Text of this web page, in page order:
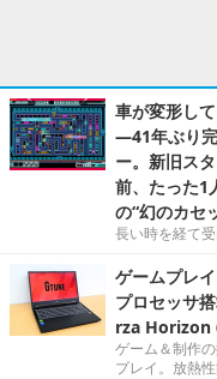
車が変形し
―41年ぶり完
ー。新旧ス
前、たった1
の“幻のカセ
長い時を経て
ゲームプレ
プロセッサ
rza Horizon
ゲーム＆制作
プレイ。放熱